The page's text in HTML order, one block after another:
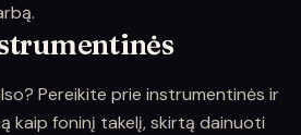
Pereikite prie instrumentinės ir
kaip foninį takelį, skirtą dainuoti